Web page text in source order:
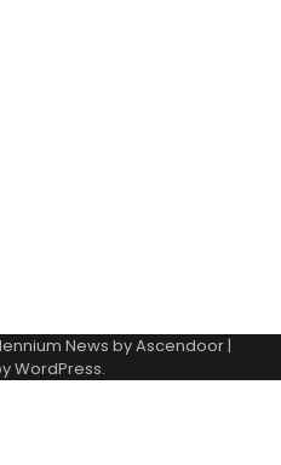
News byAscendoor|
WordPress.